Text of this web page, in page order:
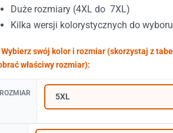
Duże rozmiary (4XL do 7XL)
Kilka wersji kolorystycznych do wyboru
ROZMIAR